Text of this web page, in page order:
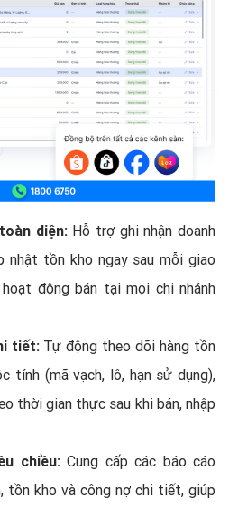
diện:Hỗ trợ ghi nhận doanh
nhật tồn kho ngay sau mỗi giao
động bán tại mọi chi nhánh
tiết: Tự động theo dõi hàng tồn
tính (mã vạch, lô, hạn sử dụng),
thời gian thực sau khi bán, nhập
chiều:Cung cấp các báo cáo
tồn kho và công nợ chi tiết, giúp